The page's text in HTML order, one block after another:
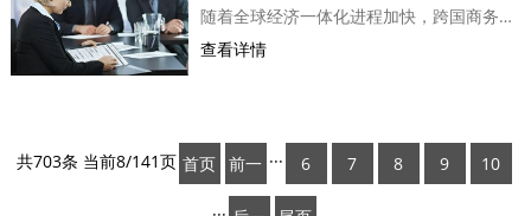
随着全球经济一体化进程加快，跨国商务活动日益频繁，商务洽谈口译翻译作为跨语言沟通的核心桥梁、跨文化交流的重要纽带，其战略价值与现实意义愈发凸显。本文将从商务洽谈口译翻译的定义、特点、面临的挑战及提升翻译质量的策略等方面，展开系统探讨与分析。一、商务洽谈口译翻译的定义与特点商务洽谈口译翻译，是指在商务...
查看详情
共703条 当前8/141页 首页
前一
页
··· 6 7 8 9 10